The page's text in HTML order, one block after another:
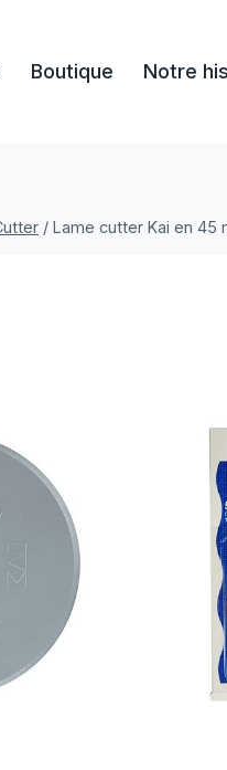
Boutique Notre
/ Lame cutter Kai en 45